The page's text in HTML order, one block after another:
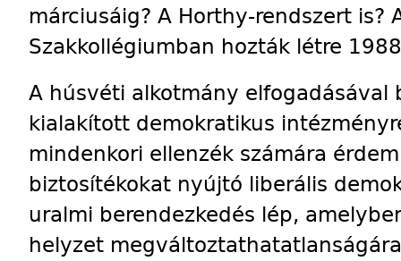
márciusáig? A Horthy-rendszert is?
Szakkollégiumban hozták létre
A húsvéti alkotmány elfogadásával
kialakított demokratikus
mindenkori ellenzék számára
biztosítékokat nyújtó liberális
uralmi berendezkedés lép,
helyzet